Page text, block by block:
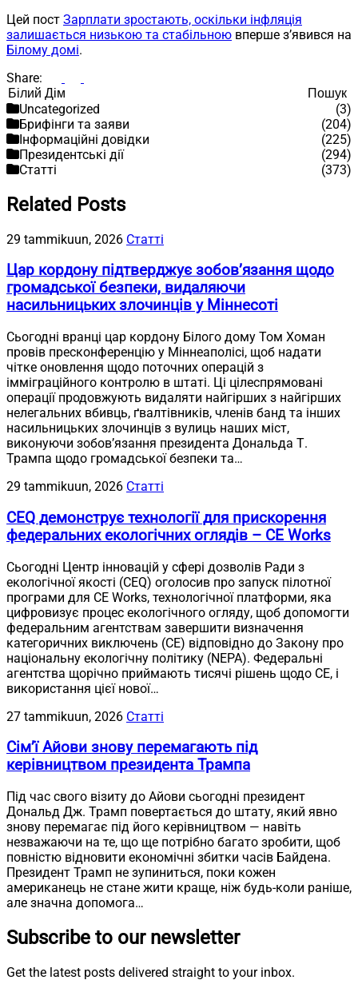
Цей пост Зарплати зростають, оскільки інфляція
залишається низькою та стабільною вперше з’явився на
Білому домі.
Share:
Пошук
Пошук
Uncategorized
(3)
Брифінги та заяви
(204)
Інформаційні довідки
(225)
Президентські дії
(294)
Статті
(373)
Related Posts
29 tammikuun, 2026 Статті
Цар кордону підтверджує зобов’язання щодо
громадської безпеки, видаляючи
насильницьких злочинців у Міннесоті
Сьогодні вранці цар кордону Білого дому Том Хоман
провів пресконференцію у Міннеаполісі, щоб надати
чітке оновлення щодо поточних операцій з
імміграційного контролю в штаті. Ці цілеспрямовані
операції продовжують видаляти найгірших з найгірших
нелегальних вбивць, ґвалтівників, членів банд та інших
насильницьких злочинців з вулиць наших міст,
виконуючи зобов’язання президента Дональда Т.
Трампа щодо громадської безпеки та…
29 tammikuun, 2026 Статті
CEQ демонструє технології для прискорення
федеральних екологічних оглядів – CE Works
Сьогодні Центр інновацій у сфері дозволів Ради з
екологічної якості (CEQ) оголосив про запуск пілотної
програми для CE Works, технологічної платформи, яка
цифровизує процес екологічного огляду, щоб допомогти
федеральним агентствам завершити визначення
категоричних виключень (CE) відповідно до Закону про
національну екологічну політику (NEPA). Федеральні
агентства щорічно приймають тисячі рішень щодо CE, і
використання цієї нової…
27 tammikuun, 2026 Статті
Сім’ї Айови знову перемагають під
керівництвом президента Трампа
Під час свого візиту до Айови сьогодні президент
Дональд Дж. Трамп повертається до штату, який явно
знову перемагає під його керівництвом — навіть
незважаючи на те, що ще потрібно багато зробити, щоб
повністю відновити економічні збитки часів Байдена.
Президент Трамп не зупиниться, поки кожен
американець не стане жити краще, ніж будь-коли раніше,
але значна допомога…
Subscribe to our newsletter
Get the latest posts delivered straight to your inbox.